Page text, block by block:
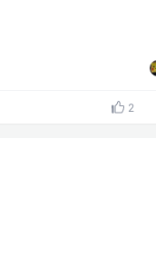
2